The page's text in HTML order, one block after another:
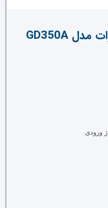
اینورتر اینوت 18.5 کیلووات مدل GD350A